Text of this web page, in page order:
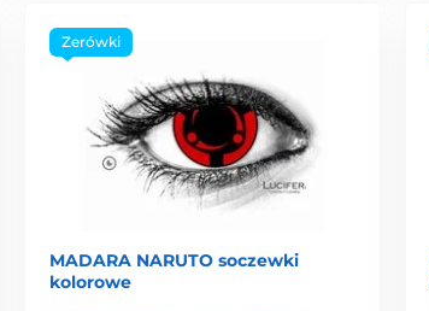
Zerówki
MADARA NARUTO soczewki
kolorowe